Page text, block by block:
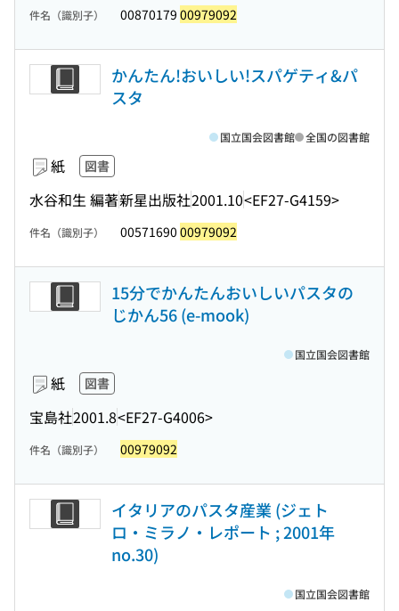
件名（識別子） 00870179 00979092
かんたん!おいしい!スパゲティ&パ
スタ
紙 図書
水谷和生 編著新星出版社2001.10<EF27-G4159>
国立国会図書館 全国の図書館
件名（識別子） 00571690 00979092
15分でかんたんおいしいパスタの
じかん56 (e-mook)
紙 図書
宝島社2001.8<EF27-G4006>
国立国会図書館
件名（識別子） 00979092
イタリアのパスタ産業 (ジェト
ロ・ミラノ・レポート ; 2001年
no.30)
国立国会図書館